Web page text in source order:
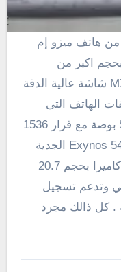
. يحمل هاتف MX4 Pro شاشة عالية الدقة
الهاتف التى
بوصة مع قرار 1536
فى 2560 بيكسل , شرائح Exynos 5430 Octa الجدية
20.7
وتدعم تسجيل
. كل ذالك مجرد